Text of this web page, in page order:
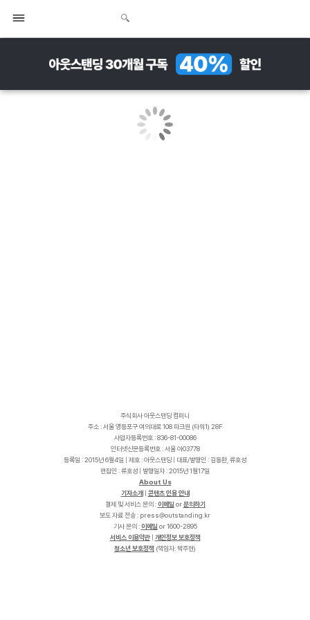
주식회사 아웃스탠딩 컴퍼니
주소 : 서울 영등포구 여의대로 108 파크원 (타워1) 28F
사업자등록번호 : 836-81-00086
인터넷신문등록번호 : 서울 아03778
등록일 : 2015년 6월4일 | 제호 : 아웃스탠딩 | 대표/발행인 : 김동환, 류호성
편집인 : 류호성 | 발행일자 : 2015년 1월17일
About Us
기자소개
콘텐츠 인용 안내
결제 및 서비스 문의 : 이메일 or문의하기
보도 자료 전송 :
r
k
.
g
n
i
d
n
a
t
s
t
u
o
@
s
s
e
r
p
기사 문의 : 이메일 or 1600-2895
서비스 이용약관| 개인정보 보호정책
청소년 보호정책 (책임자: 박주현)